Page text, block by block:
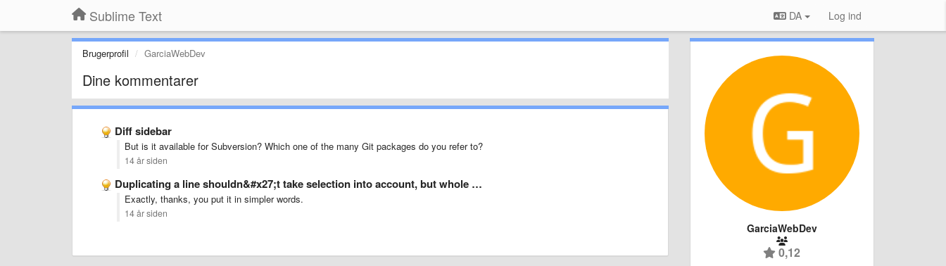
Sublime Text DA Log ind
Brugerprofil GarciaWebDev
Dine kommentarer
Diff sidebar
But is it available for Subversion? Which one of the many Git packages do you refer to?
14 år siden
Duplicating a line shouldn&#x27;t take selection into account, but whole …
Exactly, thanks, you put it in simpler words.
14 år siden
GarciaWebDev
0,12